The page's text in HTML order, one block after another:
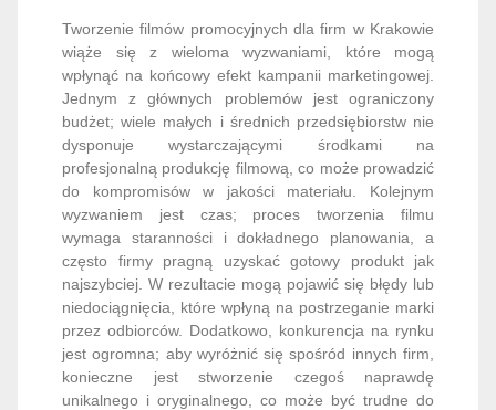
Tworzenie filmów promocyjnych dla firm w Krakowie
wiąże się z wieloma wyzwaniami, które mogą
wpłynąć na końcowy efekt kampanii marketingowej.
Jednym z głównych problemów jest ograniczony
budżet; wiele małych i średnich przedsiębiorstw nie
dysponuje wystarczającymi środkami na
profesjonalną produkcję filmową, co może prowadzić
do kompromisów w jakości materiału. Kolejnym
wyzwaniem jest czas; proces tworzenia filmu
wymaga staranności i dokładnego planowania, a
często firmy pragną uzyskać gotowy produkt jak
najszybciej. W rezultacie mogą pojawić się błędy lub
niedociągnięcia, które wpłyną na postrzeganie marki
przez odbiorców. Dodatkowo, konkurencja na rynku
jest ogromna; aby wyróżnić się spośród innych firm,
konieczne jest stworzenie czegoś naprawdę
unikalnego i oryginalnego, co może być trudne do